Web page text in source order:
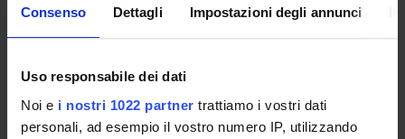
Consenso Dettagli Impostazioni degli annunci
Uso responsabile dei dati
Noi e i nostri 1022 partner trattiamo i vostri dati
personali, ad esempio il vostro numero IP, utilizzando
Persone